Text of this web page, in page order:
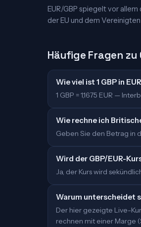
EUR/GBP spiegelt vor
der EU und dem
Häufige Fragen zu
Wie viel ist 1 GBP in
1 GBP = 1,1675 EUR —
Wie rechne ich
Geben Sie den Betrag in
Wird der GBP/EUR-
Ja, der Kurs wird
Warum unterscheidet
Der hier gezeigte Live-
rechnen mit einer Marge